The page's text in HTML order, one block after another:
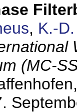
, K.-
(MC-